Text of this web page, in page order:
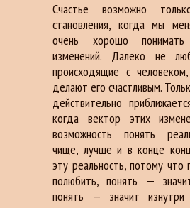
Счастье возможно
становления, когда мы
очень хорошо
изменений. Далеко не
происходящие с
делают его счастливым.
действительно
когда вектор этих
возможность понять
чище, лучше и в конце
эту реальность, потому что
полюбить, понять —
понять — значит изнутри